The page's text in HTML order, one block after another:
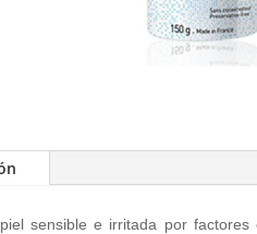
sensible e irritada por factores